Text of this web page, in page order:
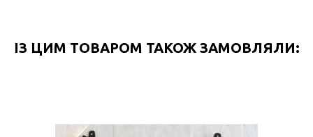
ІЗ ЦИМ ТОВАРОМ ТАКОЖ ЗАМОВЛЯЛИ: